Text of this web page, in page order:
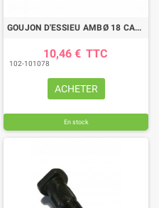
GOUJON D'ESSIEU AMBØ 18 CAN 20,5 MM LG77
10,46 € TTC
102-101078
ACHETER
En stock